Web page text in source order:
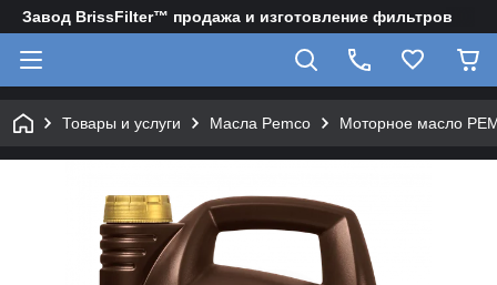
Завод BrissFilter™ продажа и изготовление фильтров
Товары и услуги Масла Pemco Моторное масло